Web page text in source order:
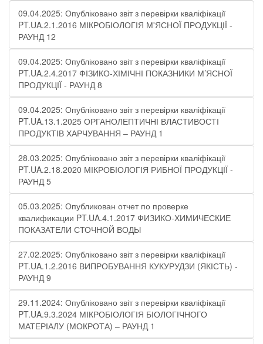
09.04.2025: Опубліковано звіт з перевірки кваліфікації
PT.UA.2.1.2016 МІКРОБІОЛОГІЯ М'ЯСНОЇ ПРОДУКЦІЇ -
РАУНД 12
09.04.2025: Опубліковано звіт з перевірки кваліфікації
PT.UA.2.4.2017 ФІЗИКО-ХІМІЧНІ ПОКАЗНИКИ М’ЯСНОЇ
ПРОДУКЦІЇ​ - РАУНД 8
09.04.2025: Опубліковано звіт з перевірки кваліфікації
PT.UA.13.1.2025 ОРГАНОЛЕПТИЧНІ ВЛАСТИВОСТІ
ПРОДУКТІВ ХАРЧУВАННЯ – РАУНД 1
28.03.2025: Опубліковано звіт з перевірки кваліфікації
PT.UA.2.18.2020 МІКРОБІОЛОГІЯ РИБНОЇ ПРОДУКЦІЇ -
РАУНД 5
05.03.2025: Опубликован отчет по проверке
квалификации PT.UA.4.1.2017 ФИЗИКО-ХИМИЧЕСКИЕ
ПОКАЗАТЕЛИ СТОЧНОЙ ВОДЫ
27.02.2025: Опубліковано звіт з перевірки кваліфікації
PT.UA.1.2.2016 ВИПРОБУВАННЯ КУКУРУДЗИ (ЯКІСТЬ) -
РАУНД 9
29.11.2024: Опубліковано звіт з перевірки кваліфікації
PT.UA.9.3.2024 МІКРОБІОЛОГІЯ БІОЛОГІЧНОГО
МАТЕРІАЛУ (МОКРОТА) – РАУНД 1